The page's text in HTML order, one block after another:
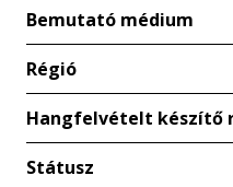
Bemutató médium
Régió
Hangfelvételt készítő
Státusz